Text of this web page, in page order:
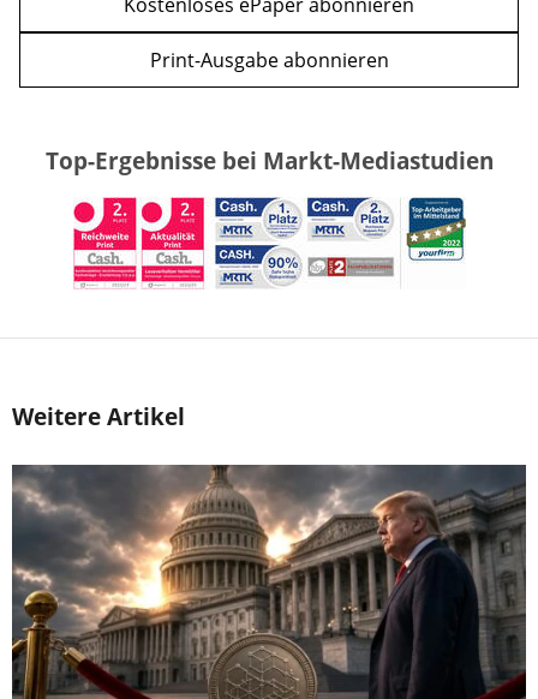
Print-Ausgabe abonnieren
Top-Ergebnisse bei Markt-Mediastudien
Weitere Artikel